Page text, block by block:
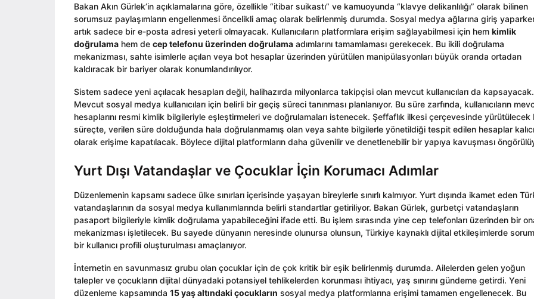
Bakan Akın Gürlek’in açıklamalarına göre, özellikle “itibar suikastı” ve kamuoyunda “klavye delikanlılığı” olarak bilinen
sorumsuz paylaşımların engellenmesi öncelikli amaç olarak belirlenmiş durumda. Sosyal medya ağlarına giriş
artık sadece bir e-posta adresi yeterli olmayacak. Kullanıcıların platformlara erişim sağlayabilmesi için hem kimlik
doğrulama hem de cep telefonu üzerinden doğrulama adımlarını tamamlaması gerekecek. Bu ikili doğrulama
mekanizması, sahte isimlerle açılan veya bot hesaplar üzerinden yürütülen manipülasyonları büyük oranda ortadan
kaldıracak bir bariyer olarak konumlandırılıyor.
Sistem sadece yeni açılacak hesapları değil, halihazırda milyonlarca takipçisi olan mevcut kullanıcıları da kapsayacak.
Mevcut sosyal medya kullanıcıları için belirli bir geçiş süreci tanınması planlanıyor. Bu süre zarfında, kullanıcıların
hesaplarını resmi kimlik bilgileriyle eşleştirmeleri ve doğrulamaları istenecek. Şeffaflık ilkesi çerçevesinde yürütülecek
süreçte, verilen süre dolduğunda hala doğrulanmamış olan veya sahte bilgilerle yönetildiği tespit edilen hesaplar kalıcı
olarak erişime kapatılacak. Böylece dijital platformların daha güvenilir ve denetlenebilir bir yapıya kavuşması
Yurt Dışı Vatandaşlar ve Çocuklar İçin Korumacı Adımlar
Düzenlemenin kapsamı sadece ülke sınırları içerisinde yaşayan bireylerle sınırlı kalmıyor. Yurt dışında ikamet eden
vatandaşlarının da sosyal medya kullanımlarında belirli standartlar getiriliyor. Bakan Gürlek, gurbetçi vatandaşların
pasaport bilgileriyle kimlik doğrulama yapabileceğini ifade etti. Bu işlem sırasında yine cep telefonları üzerinden bir
mekanizması işletilecek. Bu sayede dünyanın neresinde olunursa olunsun, Türkiye kaynaklı dijital etkileşimlerde
bir kullanıcı profili oluşturulması amaçlanıyor.
İnternetin en savunmasız grubu olan çocuklar için de çok kritik bir eşik belirlenmiş durumda. Ailelerden gelen yoğun
talepler ve çocukların dijital dünyadaki potansiyel tehlikelerden korunması ihtiyacı, yaş sınırını gündeme getirdi. Yeni
düzenleme kapsamında 15 yaş altındaki çocukların sosyal medya platformlarına erişimi tamamen engellenecek. Bu